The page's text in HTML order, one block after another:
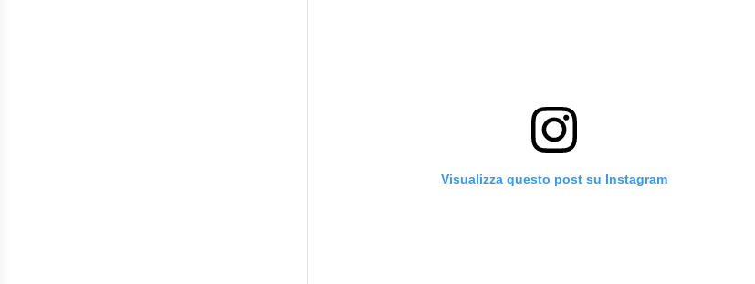
Visualizza questo post su Instagram